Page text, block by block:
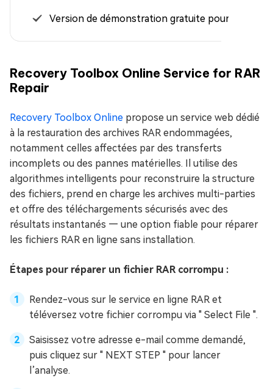
Version de démonstration gratuite pour tester.
Recovery Toolbox Online Service for RAR
Repair
Recovery Toolbox Online propose un service web dédié
à la restauration des archives RAR endommagées,
notamment celles affectées par des transferts
incomplets ou des pannes matérielles. Il utilise des
algorithmes intelligents pour reconstruire la structure
des fichiers, prend en charge les archives multi-parties
et offre des téléchargements sécurisés avec des
résultats instantanés — une option fiable pour réparer
les fichiers RAR en ligne sans installation.
Étapes pour réparer un fichier RAR corrompu :
Rendez-vous sur le service en ligne RAR et
téléversez votre fichier corrompu via " Select File ".
Saisissez votre adresse e-mail comme demandé,
puis cliquez sur " NEXT STEP " pour lancer
l’analyse.